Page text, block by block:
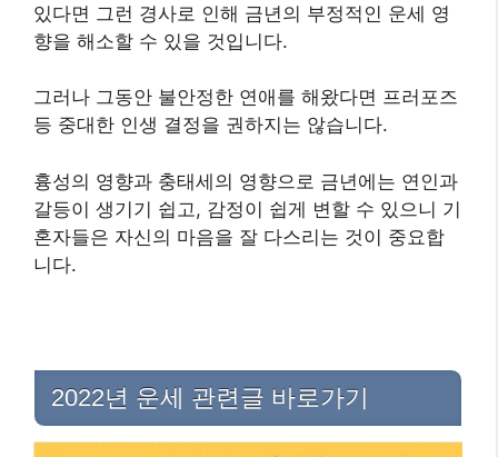
있다면 그런 경사로 인해 금년의 부정적인 운세 영
향을 해소할 수 있을 것입니다.
그러나 그동안 불안정한 연애를 해왔다면 프러포즈
등 중대한 인생 결정을 권하지는 않습니다.
흉성의 영향과 충태세의 영향으로 금년에는 연인과
갈등이 생기기 쉽고, 감정이 쉽게 변할 수 있으니 기
혼자들은 자신의 마음을 잘 다스리는 것이 중요합
니다.​
2022년 운세 관련글 바로가기